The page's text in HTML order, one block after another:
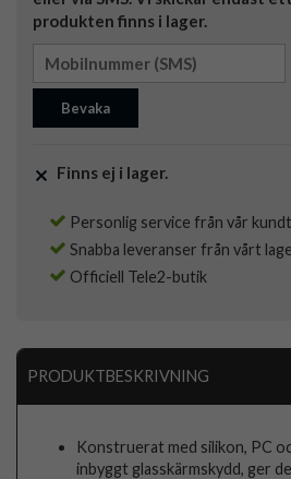
produkten finns i lager.
Bevaka
Finns ej i lager.
Personlig service från vår
Snabba leveranser från vårt
Officiell Tele2-butik
PRODUKTBESKRIVNING
Konstruerat med silikon, PC
inbyggt glasskärmskydd, ger